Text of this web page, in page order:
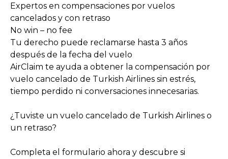
Expertos en compensaciones por vuelos
cancelados y con retraso
No win – no fee
Tu derecho puede reclamarse hasta 3 años
después de la fecha del vuelo
AirClaim te ayuda a obtener la compensación por
vuelo cancelado de Turkish Airlines sin estrés,
tiempo perdido ni conversaciones innecesarias.
¿Tuviste un vuelo cancelado de Turkish Airlines o
un retraso?
Completa el formulario ahora y descubre si